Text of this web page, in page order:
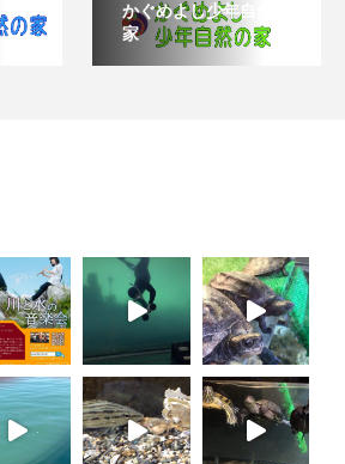
かぐめよし少年自然の
家